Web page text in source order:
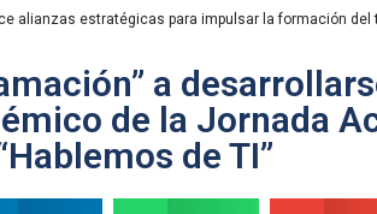
alianzas estratégicas para impulsar la formación del
a
de la Jornada
de TI”